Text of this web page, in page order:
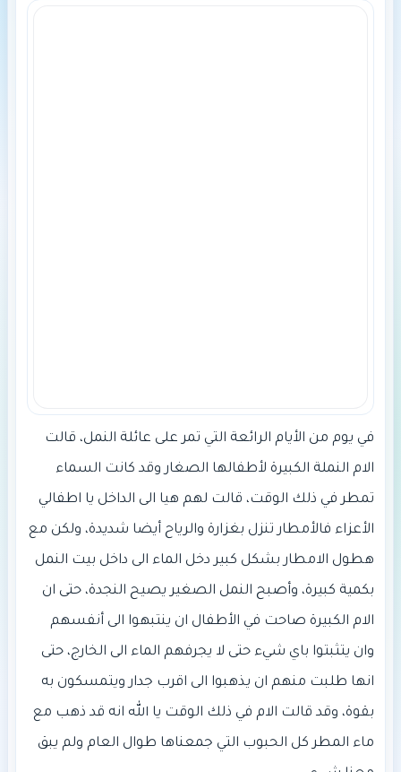
في يوم من الأيام الرائعة التي تمر على عائلة النمل، قالت
الام النملة الكبيرة لأطفالها الصغار وقد كانت السماء
تمطر في ذلك الوقت، قالت لهم هيا الى الداخل يا اطفالي
الأعزاء فالأمطار تنزل بغزارة والرياح أيضا شديدة، ولكن مع
هطول الامطار بشكل كبير دخل الماء الى داخل بيت النمل
بكمية كبيرة، وأصبح النمل الصغير يصيح النجدة، حتى ان
الام الكبيرة صاحت في الأطفال ان ينتبهوا الى أنفسهم
وان يتثبتوا باي شيء حتى لا يجرفهم الماء الى الخارج، حتى
انها طلبت منهم ان يذهبوا الى اقرب جدار ويتمسكون به
بقوة، وقد قالت الام في ذلك الوقت يا الله انه قد ذهب مع
ماء المطر كل الحبوب التي جمعناها طوال العام ولم يبق